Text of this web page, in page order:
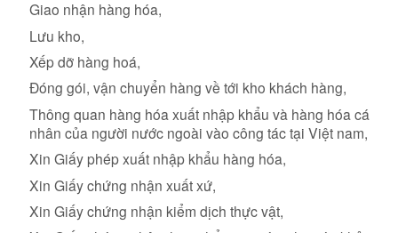
Giao nhận hàng hóa,
Lưu kho,
Xếp dỡ hàng hoá,
Đóng gói, vận chuyển hàng về tới kho khách hàng,
Thông quan hàng hóa xuất nhập khẩu và hàng hóa cá
nhân của người nước ngoài vào công tác tại Việt nam,
Xin Giấy phép xuất nhập khẩu hàng hóa,
Xin Giấy chứng nhận xuất xứ,
Xin Giấy chứng nhận kiểm dịch thực vật,